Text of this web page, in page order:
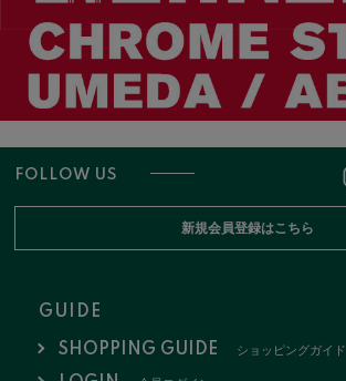
FOLLOW US
新規会員登録はこちら
GUIDE
SHOPPING GUIDE ショッピングガイド